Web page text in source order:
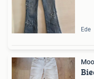
Ede